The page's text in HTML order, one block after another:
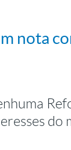
nota
do